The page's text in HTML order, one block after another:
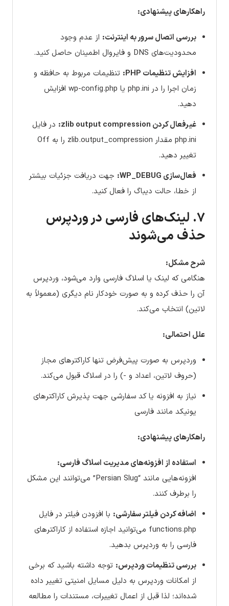
راهکارهای پیشنهادی:
بررسی اتصال سرور به اینترنت: از عدم وجود
محدودیت‌های DNS و فایروال اطمینان حاصل کنید.
افزایش تنظیمات PHP:
تنظیمات مربوط به حافظه و
زمان اجرا را در php.ini یا wp-config.php افزایش
دهید.
غیرفعال کردن zlib output compression:
در فایل
php.ini مقدار zlib.output_compression را به Off
تغییر دهید.
فعال‌سازی WP_DEBUG:
جهت دریافت جزئیات بیشتر
از خطا، حالت دیباگ را فعال کنید.
۷. لینک‌های فارسی در وردپرس
حذف می‌شوند
شرح مشکل:
هنگامی که لینک یا اسلاگ فارسی وارد می‌شود، وردپرس
آن را حذف کرده و به صورت خودکار نام دیگری (معمولاً به
لاتین) انتخاب می‌کند.
علل احتمالی:
وردپرس به صورت پیش‌فرض تنها کاراکترهای مجاز
(حروف لاتین، اعداد و -) را در اسلاگ قبول می‌کند.
نیاز به افزونه یا کد سفارشی جهت پذیرش کاراکترهای
یونیکد مانند فارسی
راهکارهای پیشنهادی:
استفاده از افزونه‌های مدیریت اسلاگ فارسی:
افزونه‌هایی مانند “Persian Slug” می‌توانند این مشکل
را برطرف کنند.
اضافه کردن فیلتر سفارشی: با افزودن فیلتر در فایل
functions.php می‌توانید اجازه استفاده از کاراکترهای
فارسی را به وردپرس بدهید.
بررسی تنظیمات وردپرس: توجه داشته باشید که برخی
از امکانات وردپرس به دلیل مسایل امنیتی تغییر داده
شده‌اند؛ لذا قبل از اعمال تغییرات، مستندات را مطالعه